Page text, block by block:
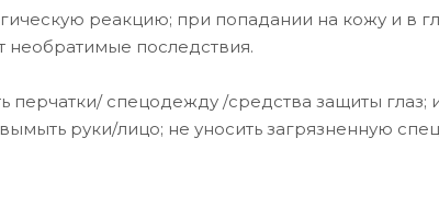
реакцию; при попадании на кожу и в
последствия.
спецодежду /средства защиты глаз;
руки/лицо; не уносить загрязненную